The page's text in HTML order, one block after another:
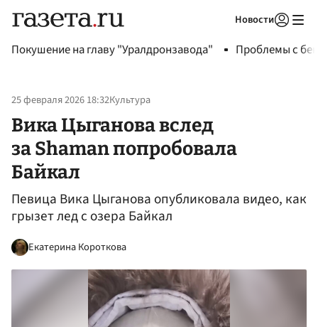
Новости
Покушение на главу "Уралдронзавода" Проблемы с
25 февраля 2026 18:32Культура
Вика Цыганова вслед
за Shaman попробовала
Байкал
Певица Вика Цыганова опубликовала видео, как
грызет лед с озера Байкал
Екатерина Короткова